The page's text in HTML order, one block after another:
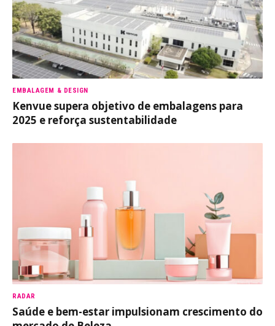
EMBALAGEM & DESIGN
Kenvue supera objetivo de embalagens para
2025 e reforça sustentabilidade
RADAR
Saúde e bem-estar impulsionam crescimento do